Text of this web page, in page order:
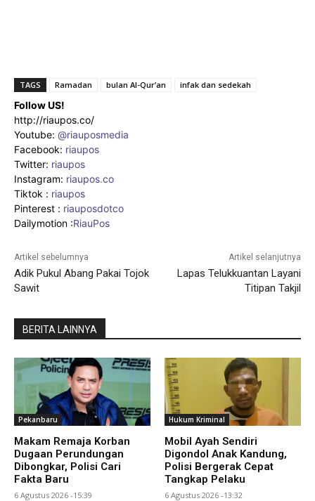
TAGS Ramadan bulan Al-Qur’an infak dan sedekah
Follow US!
http://riaupos.co/
Youtube: @riauposmedia
Facebook: riaupos
Twitter: riaupos
Instagram: riaupos.co
Tiktok : riaupos
Pinterest : riauposdotco
Dailymotion :RiauPos
Artikel sebelumnya
Adik Pukul Abang Pakai Tojok
Sawit
Artikel selanjutnya
Lapas Telukkuantan Layani
Titipan Takjil
BERITA LAINNYA
Pekanbaru
Makam Remaja Korban
Dugaan Perundungan
Dibongkar, Polisi Cari
Fakta Baru
6 Agustus 2026 -15:39
Hukum Kriminal
Mobil Ayah Sendiri
Digondol Anak Kandung,
Polisi Bergerak Cepat
Tangkap Pelaku
6 Agustus 2026 -13:32